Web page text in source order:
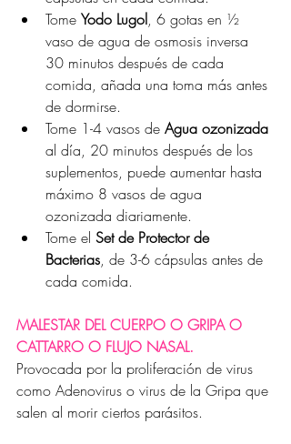
Tome Yodo Lugol, 6 gotas en ½
vaso de agua de osmosis inversa
30 minutos después de cada
comida, añada una toma más antes
de dormirse.
Tome 1-4 vasos de Agua ozonizada
al día, 20 minutos después de los
suplementos, puede aumentar hasta
máximo 8 vasos de agua
ozonizada diariamente.
Tome el Set de Protector de
Bacterias, de 3-6 cápsulas antes de
cada comida.
MALESTAR DEL CUERPO O GRIPA O
CATTARRO O FLUJO NASAL.
Provocada por la proliferación de virus
como Adenovirus o virus de la Gripa que
salen al morir ciertos parásitos.